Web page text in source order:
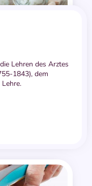
Lehren des Arztes
1843), dem